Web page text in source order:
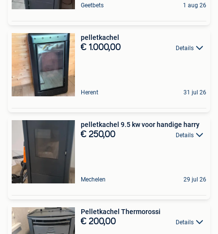
Geetbets 1 aug 26
pelletkachel
€ 1.000,00 Details
Herent 31 jul 26
pelletkachel 9.5 kw voor handige harry
€ 250,00 Details
Mechelen 29 jul 26
Pelletkachel Thermorossi
€ 200,00 Details